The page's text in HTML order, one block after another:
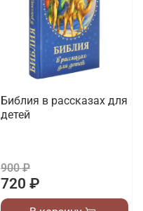
Библия в рассказах для
детей
900 ₽
720 ₽